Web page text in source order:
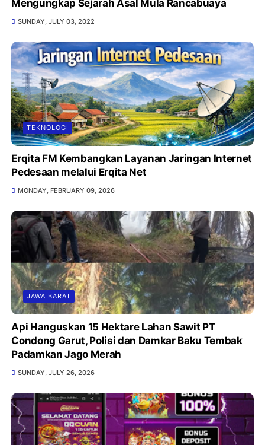
Mengungkap Sejarah Asal Mula Rancabuaya
SUNDAY, JULY 03, 2022
TEKNOLOGI
Erqita FM Kembangkan Layanan Jaringan Internet
Pedesaan melalui Erqita Net
MONDAY, FEBRUARY 09, 2026
JAWA BARAT
Api Hanguskan 15 Hektare Lahan Sawit PT
Condong Garut, Polisi dan Damkar Baku Tembak
Padamkan Jago Merah
SUNDAY, JULY 26, 2026